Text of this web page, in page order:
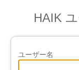
HAIK
ユーザー名